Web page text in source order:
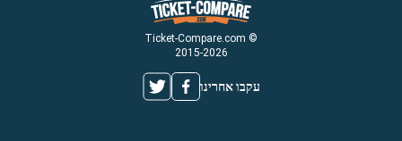
© Ticket-Compare.com
2015-2026
עקבו אחרינו